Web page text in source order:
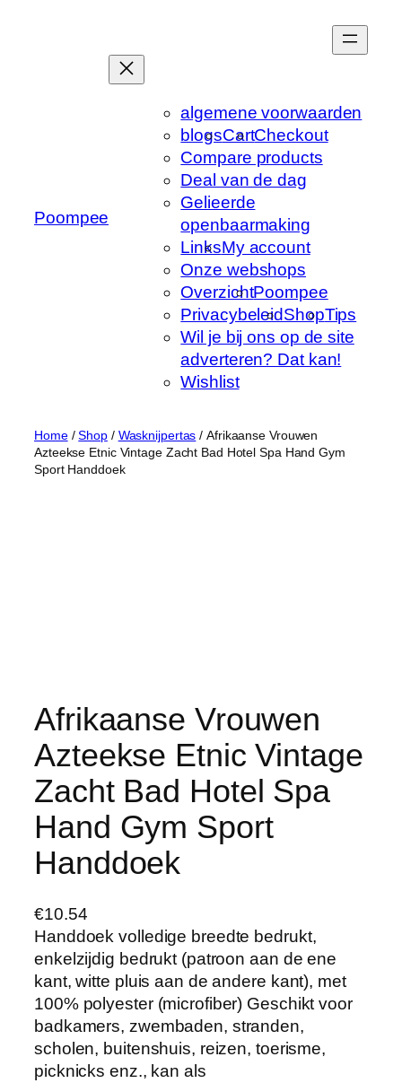
Poompee
algemene voorwaarden
blogsCartCheckout
Compare products
Deal van de dag
Gelieerde
openbaarmaking
LinksMy account
Onze webshops
OverzichtPoompee
PrivacybeleidShopTips
Wil je bij ons op de site
adverteren? Dat kan!
Wishlist
Home/Shop/ Wasknijpertas / Afrikaanse Vrouwen
Azteekse Etnic Vintage Zacht Bad Hotel Spa Hand Gym
Sport Handdoek
Afrikaanse Vrouwen
Azteekse Etnic Vintage
Zacht Bad Hotel Spa
Hand Gym Sport
Handdoek
€10.54
Handdoek volledige breedte bedrukt,
enkelzijdig bedrukt (patroon aan de ene
kant, witte pluis aan de andere kant), met
100% polyester (microfiber) Geschikt voor
badkamers, zwembaden, stranden,
scholen, buitenshuis, reizen, toerisme,
picknicks enz., kan als